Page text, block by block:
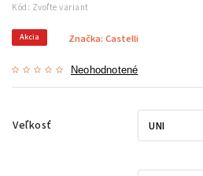
Kód: Zvoľte variant
Akcia
Neohodnotené
Značka: Castelli
Veľkosť